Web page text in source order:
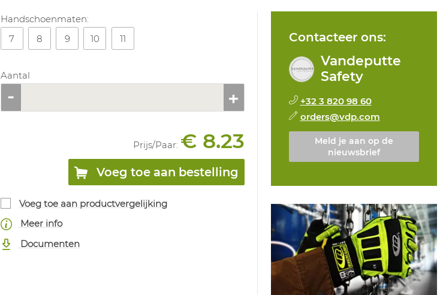
Handschoenmaten:
7
8 9 10 11
Aantal
Prijs/Paar: € 8.23
Voeg toe aan bestelling
Voeg toe aan productvergelijking
Meer info
Documenten
Contacteer ons:
Vandeputte
Safety
+32 3 820 98 60
orders@vdp.com
Meld je aan op de
nieuwsbrief